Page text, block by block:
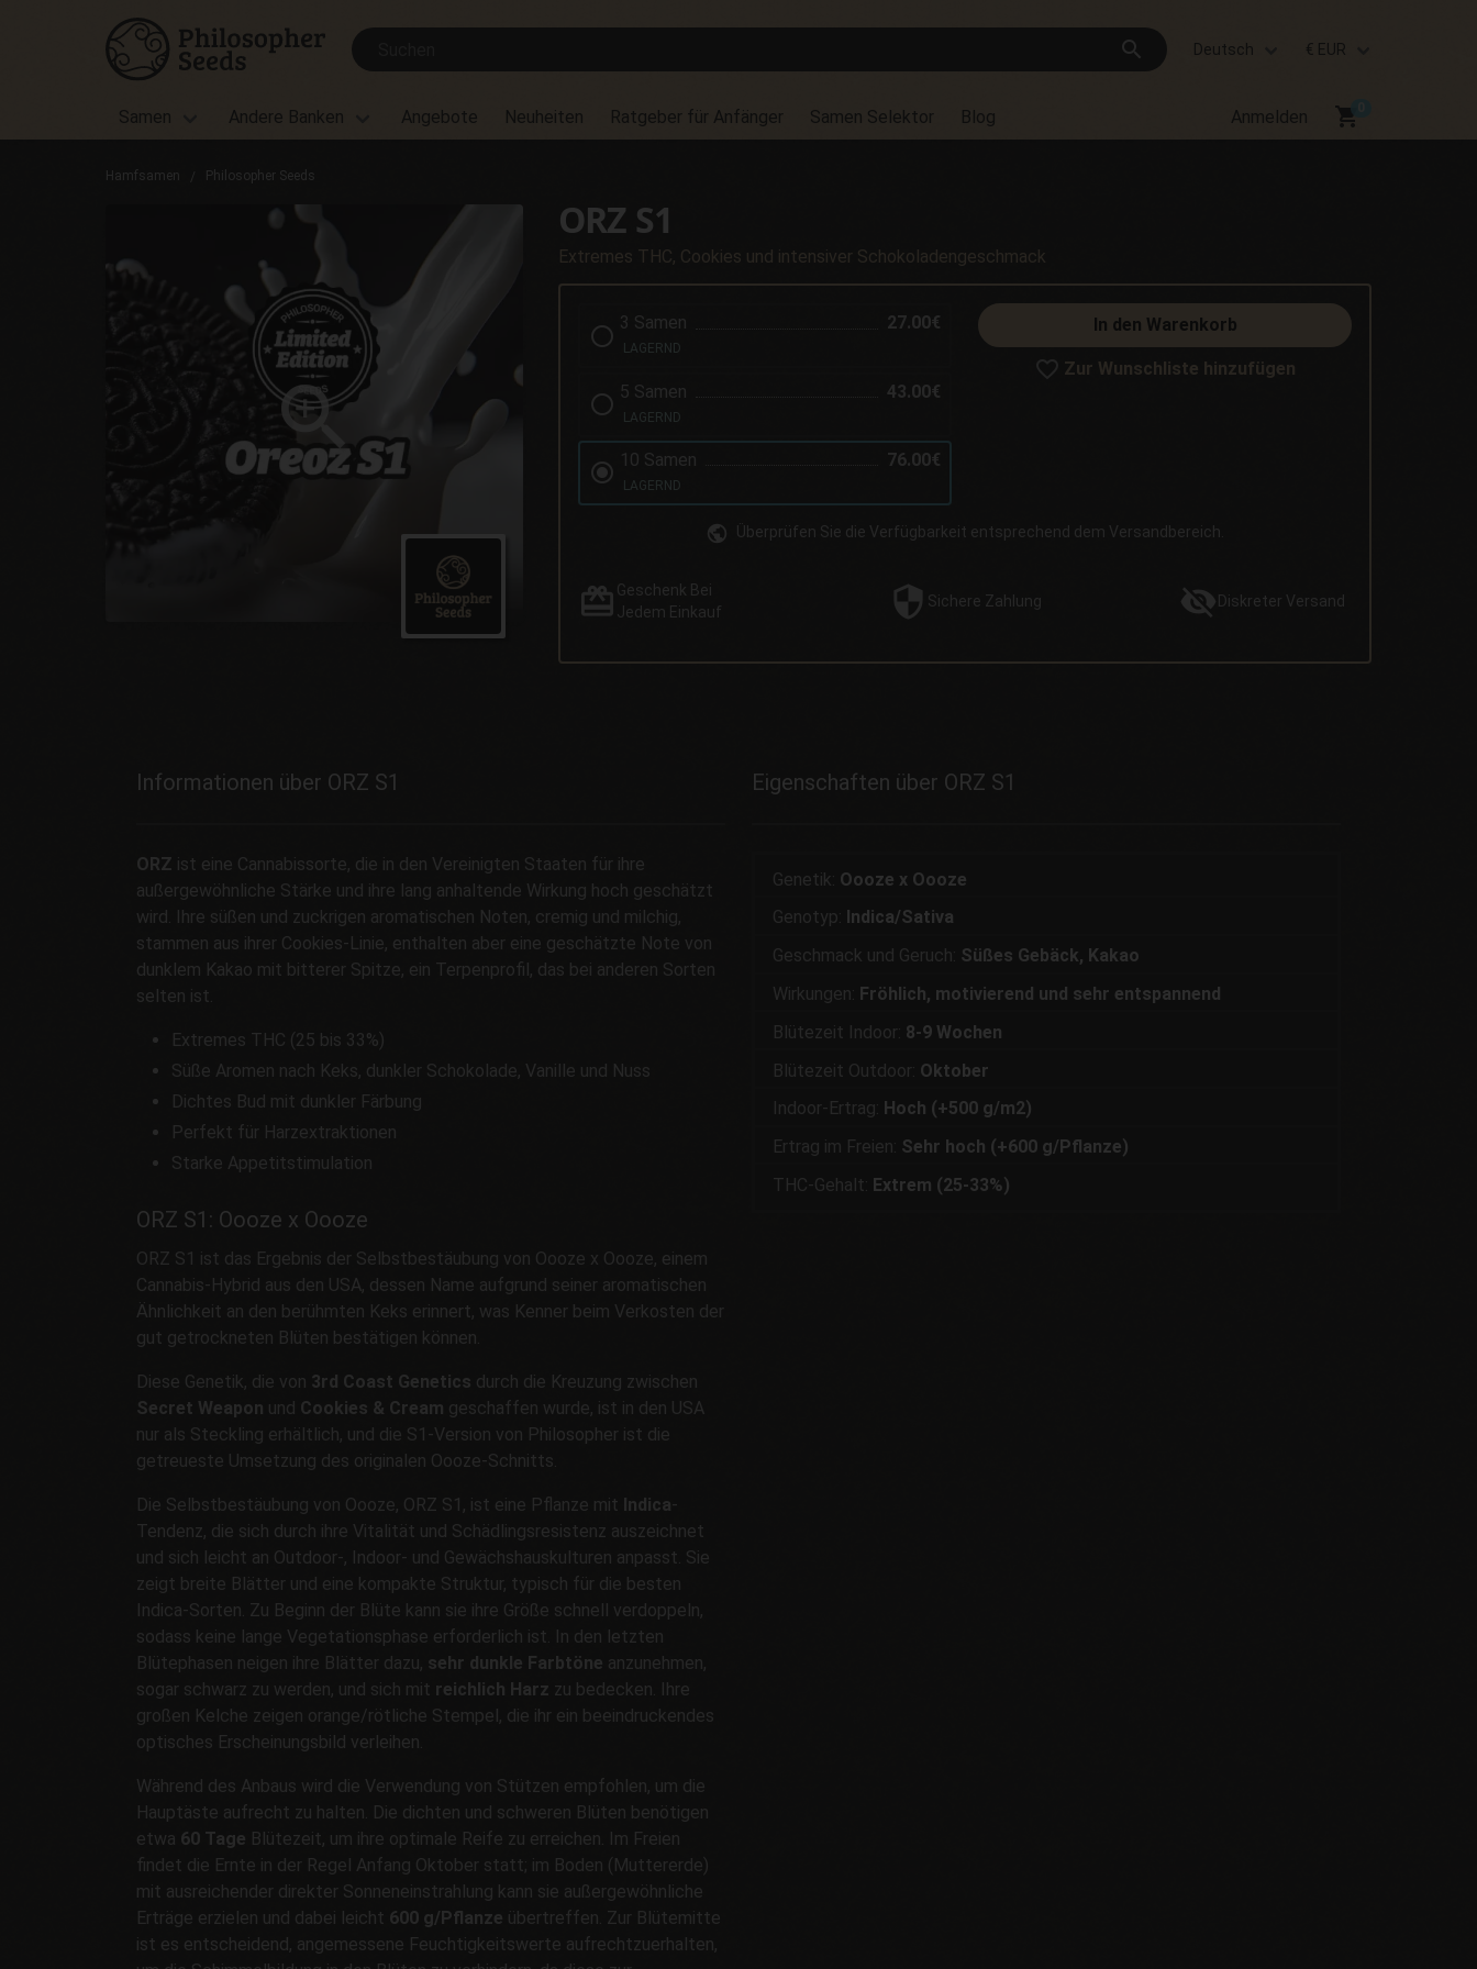
search Deutsch € EUR
Samen Andere Banken Angebote Neuheiten Ratgeber für Anfänger Samen Selektor Blog Anmelden shopping_cart
Hamfsamen Philosopher Seeds
ORZ S1
Extremes THC, Cookies und intensiver Schokoladengeschmack
3 Samen 27.00€
LAGERND
5 Samen 43.00€
LAGERND
10 Samen 76.00€
LAGERND
In den Warenkorb
Zur Wunschliste hinzufügen
Überprüfen Sie die Verfügbarkeit entsprechend dem Versandbereich.
Geschenk Bei
Jedem Einkauf
Sichere Zahlung Diskreter Versand
Informationen über ORZ S1
ORZ ist eine Cannabissorte, die in den Vereinigten Staaten für ihre
außergewöhnliche Stärke und ihre lang anhaltende Wirkung hoch geschätzt
wird. Ihre süßen und zuckrigen aromatischen Noten, cremig und milchig,
stammen aus ihrer Cookies-Linie, enthalten aber eine geschätzte Note von
dunklem Kakao mit bitterer Spitze, ein Terpenprofil, das bei anderen Sorten
selten ist.
Extremes THC (25 bis 33%)
Süße Aromen nach Keks, dunkler Schokolade, Vanille und Nuss
Dichtes Bud mit dunkler Färbung
Perfekt für Harzextraktionen
Starke Appetitstimulation
ORZ S1: Oooze x Oooze
ORZ S1 ist das Ergebnis der Selbstbestäubung von Oooze x Oooze, einem
Cannabis-Hybrid aus den USA, dessen Name aufgrund seiner aromatischen
Ähnlichkeit an den berühmten Keks erinnert, was Kenner beim Verkosten der
gut getrockneten Blüten bestätigen können.
Diese Genetik, die von 3rd Coast Genetics durch die Kreuzung zwischen
Secret Weapon und Cookies & Cream geschaffen wurde, ist in den USA
nur als Steckling erhältlich, und die S1-Version von Philosopher ist die
getreueste Umsetzung des originalen Oooze-Schnitts.
Die Selbstbestäubung von Oooze, ORZ S1, ist eine Pflanze mit Indica-
Tendenz, die sich durch ihre Vitalität und Schädlingsresistenz auszeichnet
und sich leicht an Outdoor-, Indoor- und Gewächshauskulturen anpasst. Sie
zeigt breite Blätter und eine kompakte Struktur, typisch für die besten
Indica-Sorten. Zu Beginn der Blüte kann sie ihre Größe schnell verdoppeln,
sodass keine lange Vegetationsphase erforderlich ist. In den letzten
Blütephasen neigen ihre Blätter dazu, sehr dunkle Farbtöne anzunehmen,
sogar schwarz zu werden, und sich mit reichlich Harz zu bedecken. Ihre
großen Kelche zeigen orange/rötliche Stempel, die ihr ein beeindruckendes
optisches Erscheinungsbild verleihen.
Während des Anbaus wird die Verwendung von Stützen empfohlen, um die
Hauptäste aufrecht zu halten. Die dichten und schweren Blüten benötigen
etwa 60 Tage Blütezeit, um ihre optimale Reife zu erreichen. Im Freien
findet die Ernte in der Regel Anfang Oktober statt; im Boden (Muttererde)
mit ausreichender direkter Sonneneinstrahlung kann sie außergewöhnliche
Erträge erzielen und dabei leicht 600 g/Pflanze übertreffen. Zur Blütemitte
ist es entscheidend, angemessene Feuchtigkeitswerte aufrechtzuerhalten,
Eigenschaften über ORZ S1
Genetik: Oooze x Oooze
Genotyp: Indica/Sativa
Geschmack und Geruch: Süßes Gebäck, Kakao
Wirkungen: Fröhlich, motivierend und sehr entspannend
Blütezeit Indoor: 8-9 Wochen
Blütezeit Outdoor: Oktober
Indoor-Ertrag: Hoch (+500 g/m2)
Ertrag im Freien: Sehr hoch (+600 g/Pflanze)
THC-Gehalt: Extrem (25-33%)